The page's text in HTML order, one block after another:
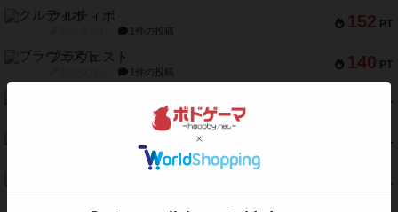
152 PT
クルティボ
1件の投稿
140 PT
ブラヴェスト
1件の投稿
PT
4件の投稿
PT
ジャンヌ・ダルク-オルレアン ドロー＆ライト
5件の投稿
PT
紹介文あり 3件の投稿